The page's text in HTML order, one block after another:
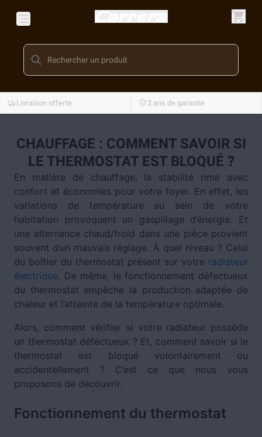
Livraison offerte 2 ans de garantie
CHAUFFAGE : COMMENT SAVOIR SI
LE THERMOSTAT EST BLOQUÉ ?
En matière de chauffage, la stabilité rime avec
confort et économies pour votre foyer. En effet, les
variations de température au sein de votre
habitation provoquent un gaspillage d’énergie. Et
une alternance chaud/froid dans une pièce provient
souvent d’un mauvais réglage. À quel niveau ? Celui
du boîtier du thermostat présent sur votre radiateur
électrique. De même, le fonctionnement défectueux
du thermostat empêche la production adaptée de
chaleur et l’atteinte de la température optimale.
Alors, comment vérifier si votre radiateur possède
un thermostat défectueux ? Et, comment savoir si le
thermostat est bloqué volontairement ou
accidentellement ? C’est ce que nous vous
proposons de découvrir.
Fonctionnement du thermostat